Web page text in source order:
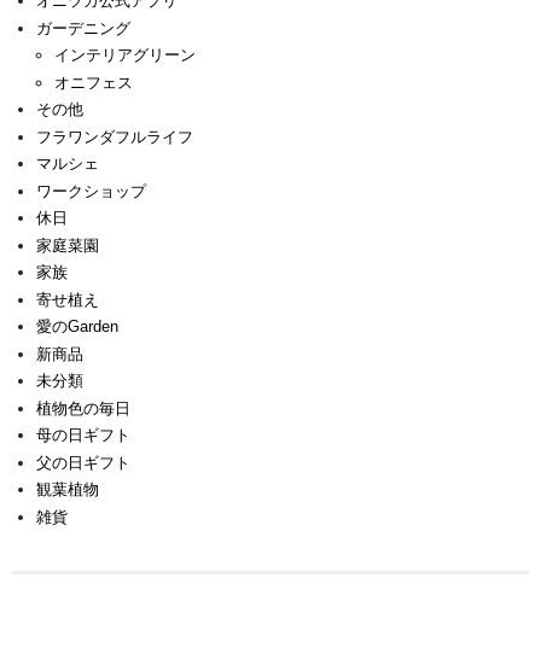
ガーデニング
インテリアグリーン
オニフェス
その他
フラワンダフルライフ
マルシェ
ワークショップ
休日
家庭菜園
家族
寄せ植え
愛のGarden
新商品
未分類
植物色の毎日
母の日ギフト
父の日ギフト
観葉植物
雑貨